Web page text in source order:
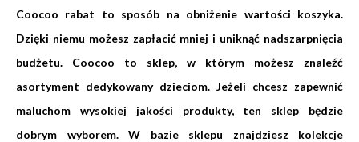
Coocoo rabat to sposób na obniżenie wartości koszyka.
Dzięki niemu możesz zapłacić mniej i uniknąć nadszarpnięcia
budżetu. Coocoo to sklep, w którym możesz znaleźć
asortyment dedykowany dzieciom. Jeżeli chcesz zapewnić
maluchom wysokiej jakości produkty, ten sklep będzie
dobrym wyborem. W bazie sklepu znajdziesz kolekcje